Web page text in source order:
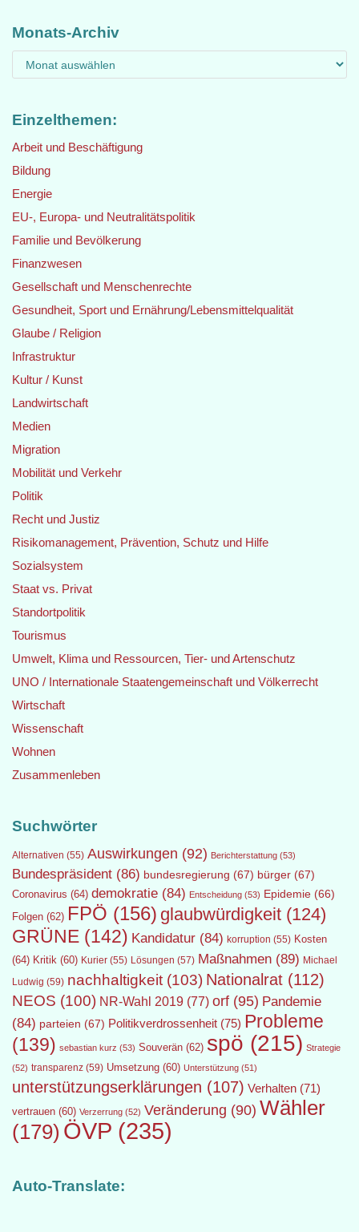
Monats-Archiv
Einzelthemen:
Arbeit und Beschäftigung
Bildung
Energie
EU-, Europa- und Neutralitätspolitik
Familie und Bevölkerung
Finanzwesen
Gesellschaft und Menschenrechte
Gesundheit, Sport und Ernährung/Lebensmittelqualität
Glaube / Religion
Infrastruktur
Kultur / Kunst
Landwirtschaft
Medien
Migration
Mobilität und Verkehr
Politik
Recht und Justiz
Risikomanagement, Prävention, Schutz und Hilfe
Sozialsystem
Staat vs. Privat
Standortpolitik
Tourismus
Umwelt, Klima und Ressourcen, Tier- und Artenschutz
UNO / Internationale Staatengemeinschaft und Völkerrecht
Wirtschaft
Wissenschaft
Wohnen
Zusammenleben
Suchwörter
Alternativen (55) Auswirkungen (92) Berichterstattung (53)
Bundespräsident (86) bundesregierung (67) bürger (67)
Coronavirus (64) demokratie (84) Entscheidung (53) Epidemie (66)
Folgen (62) FPÖ (156) glaubwürdigkeit (124)
GRÜNE (142) Kandidatur (84) korruption (55) Kosten
(64) Kritik (60) Kurier (55) Lösungen (57) Maßnahmen (89) Michael
Ludwig (59) nachhaltigkeit (103) Nationalrat (112)
NEOS (100) NR-Wahl 2019 (77) orf (95) Pandemie
(84) parteien (67) Politikverdrossenheit (75) Probleme
(139) sebastian kurz (53) Souverän (62) spö (215) Strategie
(52) transparenz (59) Umsetzung (60) Unterstützung (51)
unterstützungserklärungen (107) Verhalten (71)
vertrauen (60) Verzerrung (52) Veränderung (90) Wähler
(179) ÖVP (235)
Auto-Translate: